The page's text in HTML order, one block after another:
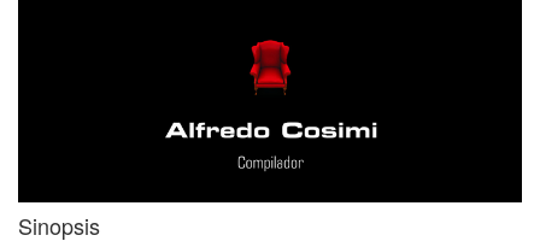
Sinopsis